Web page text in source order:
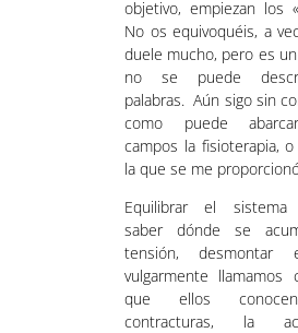
objetivo, empiezan los
No os equivoquéis, a
duele mucho, pero es
no se puede
palabras. Aún sigo sin
como puede
campos la fisioterapia,
la que se me
Equilibrar el sistema
saber dónde se
tensión, desmontar
vulgarmente llamamos
que ellos
contracturas, la